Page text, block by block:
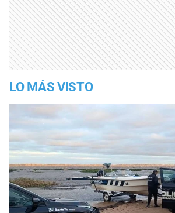
LO MÁS VISTO